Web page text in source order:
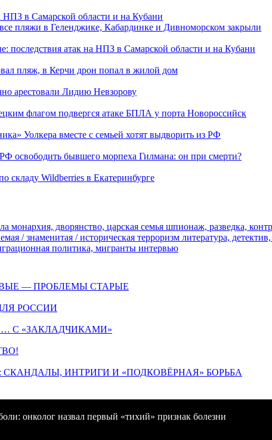
в Самарской области и на Кубани
пляжи в Геленджике, Кабардинке и Дивноморском закрыли
последствия атак на НПЗ в Самарской области и на Кубани
пляж, в Керчи дрон попал в жилой дом
арестовали Лидию Невзорову
флагом подвергся атаке БПЛА у порта Новороссийск
Уолкера вместе с семьей хотят выдворить из РФ
освободить бывшего морпеха Гилмана: он при смерти?
складу Wildberries в Екатеринбурге
монархия, дворянство, царская семья шпионаж, разведка,
/ знаменитая / историческая терроризм литература,
политика, мигранты интервью
— ПРОБЛЕМЫ СТАРЫЕ
РОССИИ
С «ЗАКЛАДЧИКАМИ»
СКАНДАЛЫ, ИНТРИГИ И «ПОДКОВЁРНАЯ» БОРЬБА
онколог назвал первый «тихий» признак болезни